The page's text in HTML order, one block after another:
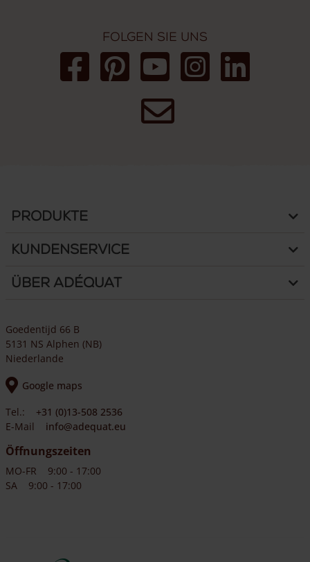
Folgen Sie uns
Produkte
Kundenservice
Über Adéquat
Goedentijd 66 B
5131 NS Alphen (NB)
Niederlande
Google maps
Tel.:
+31 (0)13-508 2536
E-Mail
info@adequat.eu
Öffnungszeiten
MO-FR
9:00 - 17:00
SA
9:00 - 17:00